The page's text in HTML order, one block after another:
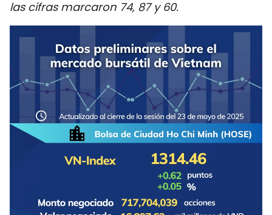
DEPORTES
VIAJES
PUENTE DE AMISTAD
FOTOGRAFÍA
las cifras marcaron 74, 87 y 60.